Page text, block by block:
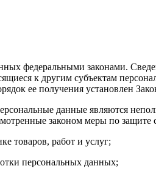
федеральными законами.
к другим субъектам
ее получения установлен
данные являются
законом меры по защите
товаров, работ и услуг;
персональных данных;